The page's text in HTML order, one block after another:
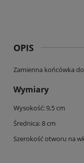
Pojemnik zamykany na
cm 13l + organizer
25,11
OPIS
Zamienna końcówka
Wymiary
Wysokość: 9,5 cm
Średnica: 8 cm
Szerokość otworu na